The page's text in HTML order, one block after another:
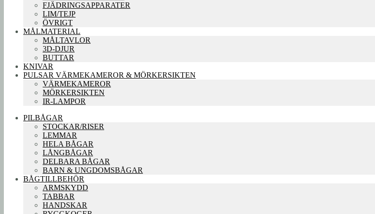
FJÄDRINGSAPPARATER
LIM/TEJP
ÖVRIGT
MÅLMATERIAL
MÅLTAVLOR
3D-DJUR
BUTTAR
KNIVAR
PULSAR VÄRMEKAMEROR & MÖRKERSIKTEN
VÄRMEKAMEROR
MÖRKERSIKTEN
IR-LAMPOR
PILBÅGAR
STOCKAR/RISER
LEMMAR
HELA BÅGAR
LÅNGBÅGAR
DELBARA BÅGAR
BARN & UNGDOMSBÅGAR
BÅGTILLBEHÖR
ARMSKYDD
TABBAR
HANDSKAR